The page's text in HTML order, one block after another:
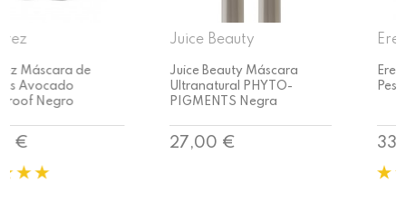
Juice Beauty
Juice Beauty Máscara
Ultranatural PHYTO-
PIGMENTS Negra
Precio
27,00 €
Ere Perez
Ere Perez Máscara de
Pestañas Natural Almond
Precio
33,00 €